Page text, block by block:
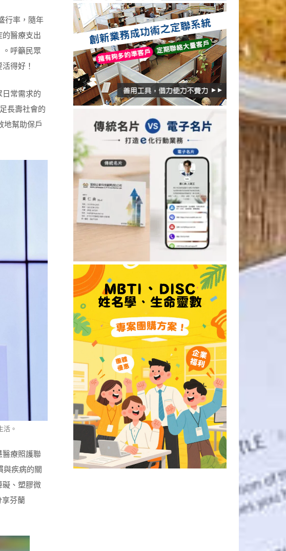
行率，隨年
醫療支出
呼籲民眾
得好！
常需求的
長壽社會的
地幫助保戶
活。
醫療照護聯
與疾病的關
礙、塑膠微
享芬蘭